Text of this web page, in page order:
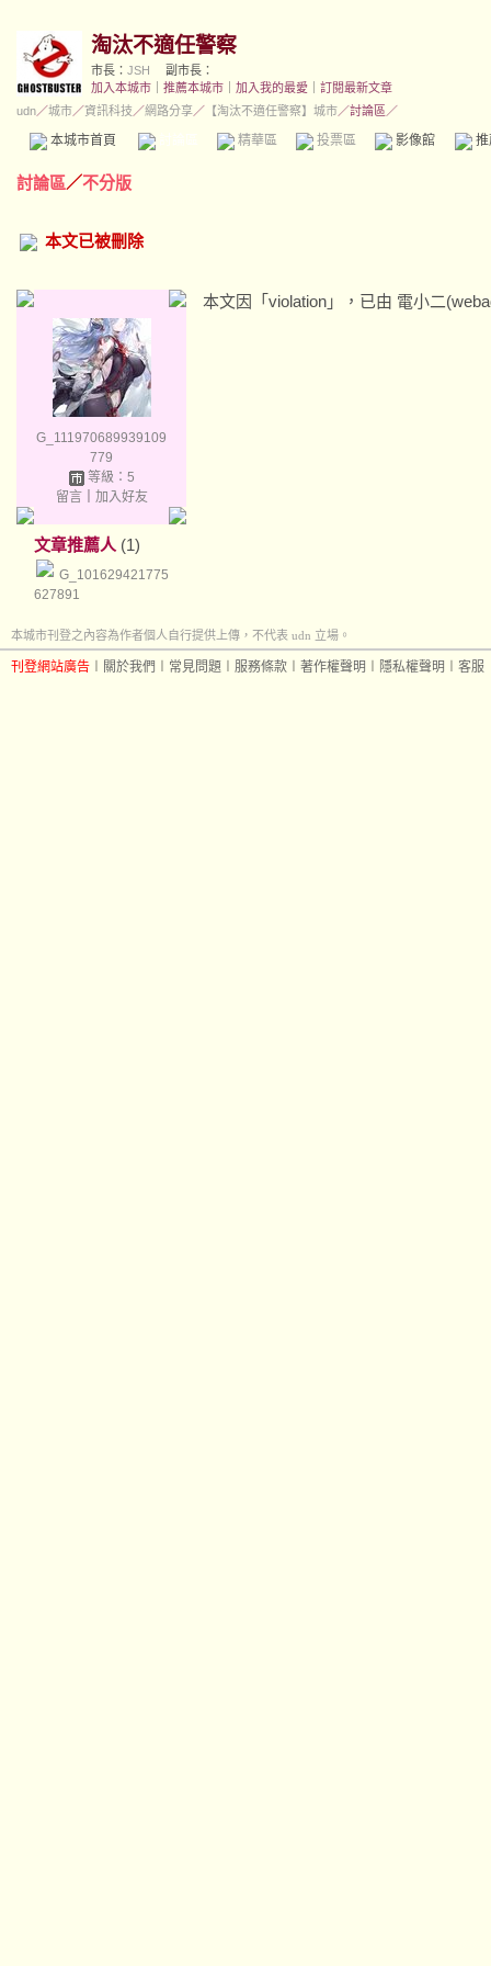
淘汰不適任警察
市長： JSH
副市長：
加入本城市
推薦本城市 加入我的最愛
訂閱最新文章
udn／城市／資訊科技 ／網路分享／ 【淘汰不適任警察】城市／討論區／
本城市首頁 精華區 投票區 影像館
討論區／不分版
本文已被刪除
G_111970689939109
779
等級：5
留言｜ 加入好友
文章推薦人 (1)
G_101629421775
627891
本文因「violation」，已由 電小二
本城市刊登之內容為作者個人自行提供上傳，不代表 udn 立場。
刊登網站廣告 關於我們 常見問題 服務條款 著作權聲明 隱私權聲明 客服